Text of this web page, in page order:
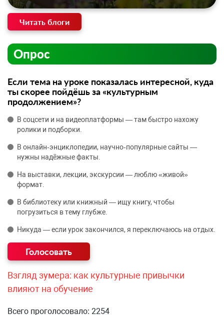
Читать блоги
Опрос
Если тема на уроке показалась интересной, куда
ты скорее пойдёшь за «культурным
продолжением»?
В соцсети и на видеоплатформы — там быстро нахожу
ролики и подборки.
В онлайн‑энциклопедии, научно‑популярные сайты —
нужны надёжные факты.
На выставки, лекции, экскурсии — люблю «живой»
формат.
В библиотеку или книжный — ищу книгу, чтобы
погрузиться в тему глубже.
Никуда — если урок закончился, я переключаюсь на отдых.
Взгляд зумера: как культурные привычки
влияют на обучение
Всего проголосовало: 2254